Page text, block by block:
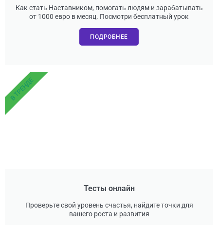
Как стать Наставником, помогать людям и зарабатывать
от 1000 евро в месяц. Посмотри бесплатный урок
ПОДРОБНЕЕ
Тесты онлайн
Проверьте свой уровень счастья, найдите точки для
вашего роста и развития
В ТРЕНДЕ